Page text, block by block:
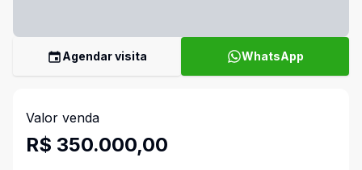
Agendar visita WhatsApp
Valor venda
R$ 350.000,00